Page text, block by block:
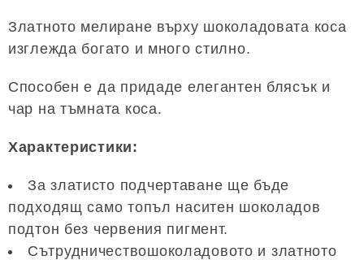
Златното мелиране върху шоколадовата коса
изглежда богато и много стилно.
Способен е да придаде елегантен блясък и
чар на тъмната коса.
Характеристики:
За златисто подчертаване ще бъде
подходящ само топъл наситен шоколадов
подтон без червения пигмент.
Сътрудничествошоколадовото и златното